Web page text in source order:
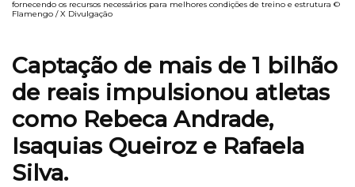
fornecendo os recursos necessários para melhores condições de treino e estrutura ©
Flamengo / X Divulgação
Captação de mais de 1 bilhão
de reais impulsionou atletas
como Rebeca Andrade,
Isaquias Queiroz e Rafaela
Silva.